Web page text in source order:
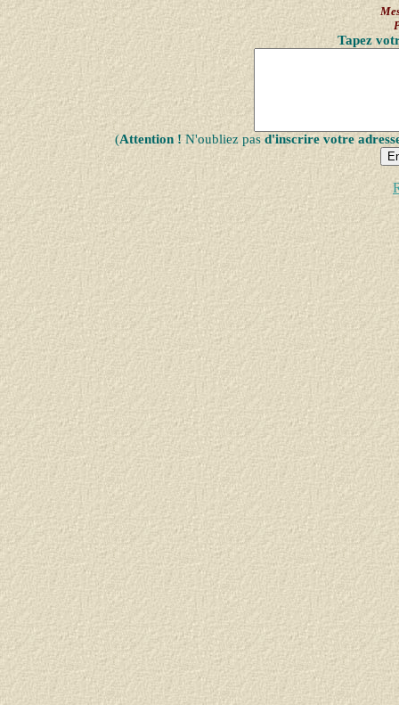
Tapez
(Attention !N'oubliez pas d'inscrire votre